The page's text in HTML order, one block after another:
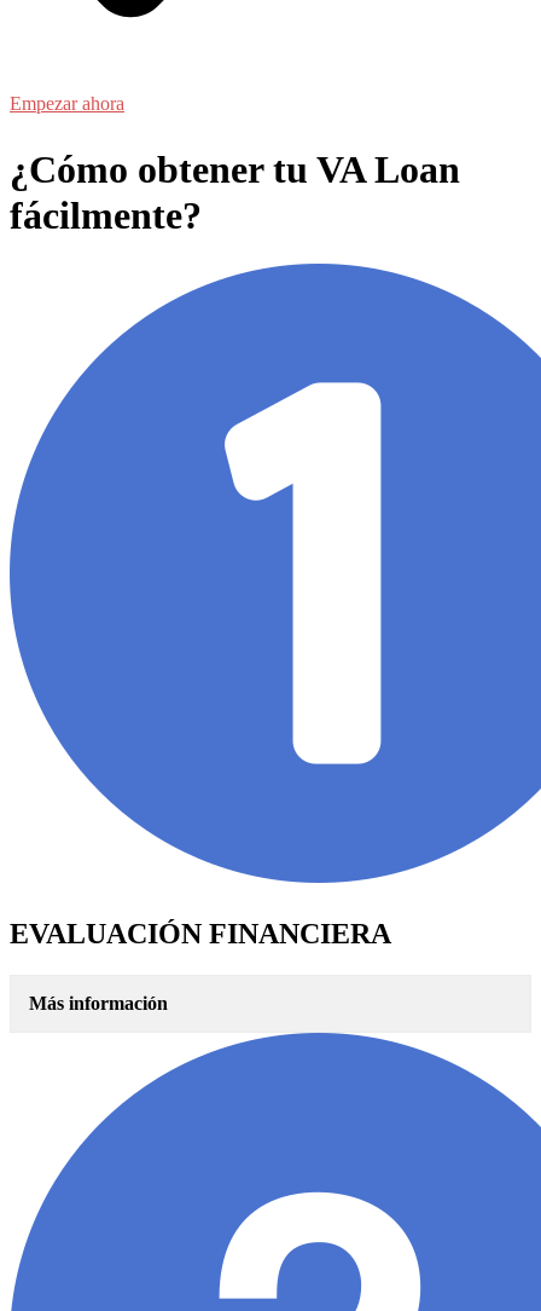
Empezar ahora
¿Cómo obtener tu VA Loan
fácilmente?
EVALUACIÓN FINANCIERA
Más información